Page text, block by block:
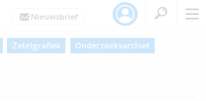
Zetelgrafiek Onderzoeksarchief